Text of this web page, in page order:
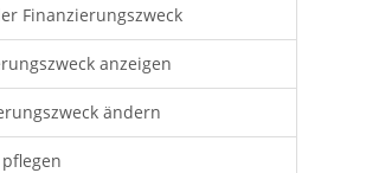
Finanzierungszweck
anzeigen
ändern